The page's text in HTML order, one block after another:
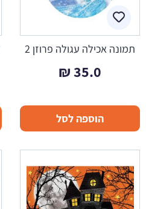
תמונה אכילה עגולה פרוזן 2
35.0
₪
הוספה לסל